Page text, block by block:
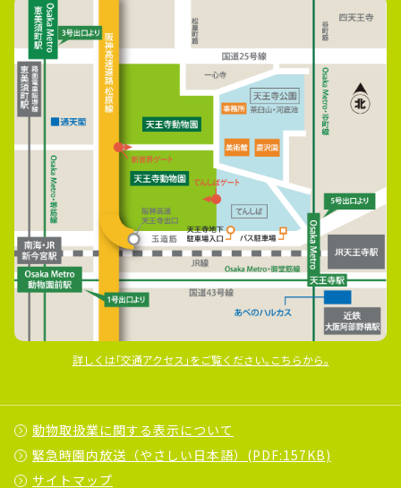
詳しくは｢交通アクセス｣をご覧ください｡こちらから｡
動物取扱業に関する表示について
緊急時園内放送（やさしい日本語）(PDF:157KB)
サイトマップ